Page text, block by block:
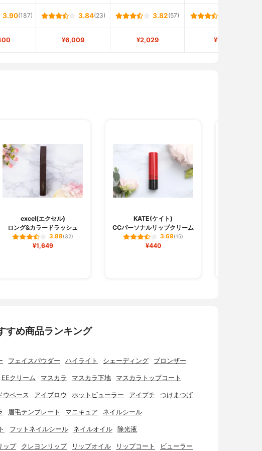
3.90(187) 3.84(23) 3.82(57)
¥6,009 ¥2,029 ¥748
excel(エクセル)
ロング&カラードラッシュ
3.88(32)
¥1,649
KATE(ケイト)
CCパーソナルリップクリーム
3.69(15)
¥440
すめ商品ランキング
フェイスパウダー ハイライト シェーディング ブロンザー
EEクリーム マスカラ マスカラ下地 マスカラトップコート
ウベース アイブロウ ホットビューラー アイプチ つけまつげ
眉毛テンプレート マニキュア ネイルシール
フットネイルシール ネイルオイル 除光液
ップ クレヨンリップ リップオイル リップコート ビューラー